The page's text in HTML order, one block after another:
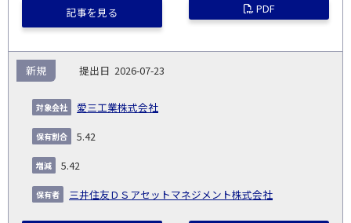
記事を見る PDF
2026-07-23
愛三工業株式会社
新規
5.42
5.42
三井住友ＤＳアセットマネジメント株式会社